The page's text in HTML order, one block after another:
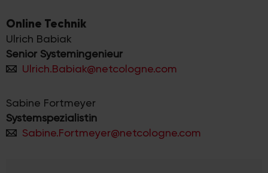
Online Technik
Ulrich Babiak
Senior Systemingenieur
Ulrich.Babiak@netcologne.com
Sabine Fortmeyer
Systemspezialistin
Sabine.Fortmeyer@netcologne.com